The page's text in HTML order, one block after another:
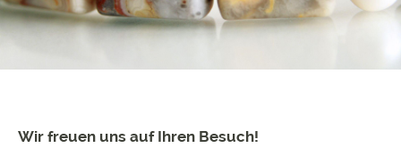
Wir freuen uns auf Ihren Besuch!